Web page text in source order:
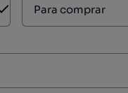
Aberto